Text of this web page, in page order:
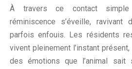
À travers ce contact
réminiscence s’éveille,
parfois enfouis. Les résidents
vivent pleinement l’instant
des émotions que l’animal sait